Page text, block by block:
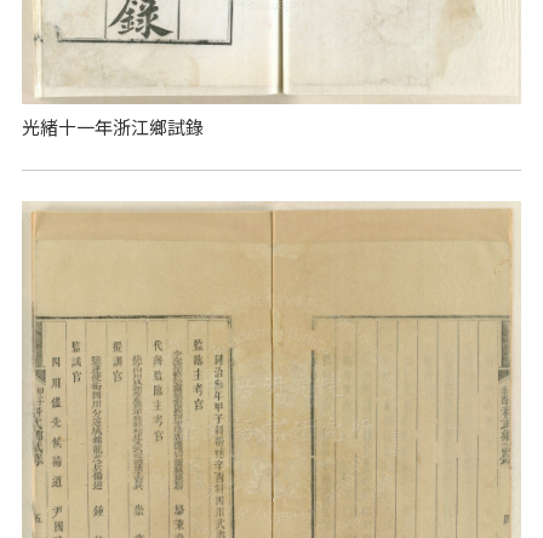
光緒十一年浙江鄉試錄